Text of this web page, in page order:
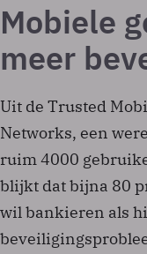
Mobiele
meer
Uit de Trusted
Networks, een
ruim 4000
blijkt dat bijna 80
wil bankieren als